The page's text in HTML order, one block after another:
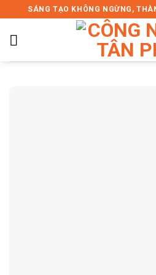
to
content
SÁNG TẠO KHÔNG NGỪNG,